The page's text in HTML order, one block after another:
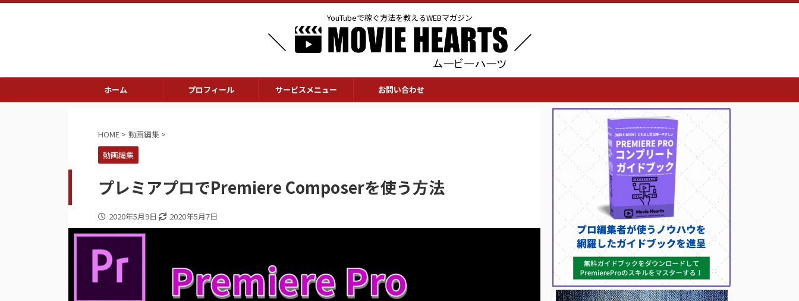
YouTubeで稼ぐ方法を教えるWEBマガジン
ホーム プロフィール サービスメニュー お問い合わせ
HOME > 動画編集 >
動画編集
プレミアプロでPremiere Composerを使う方法
2020年5月9日 2020年5月7日